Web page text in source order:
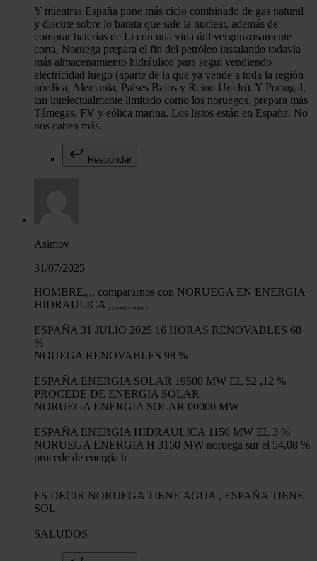
Y mientras España pone más ciclo combinado de gas natural
y discute sobre lo barata que sale la nuclear, además de
comprar baterías de Li con una vida útil vergonzosamente
corta, Noruega prepara el fin del petróleo instalando todavía
más almacenamiento hidráulico para segui vendiendo
electricidad luego (aparte de la que ya vende a toda la región
nórdica, Alemania, Países Bajos y Reino Unido). Y Portugal,
tan intelectualmente limitado como los noruegos, prepara más
Támegas, FV y eólica marina. Los listos están en España. No
nos caben más.
Responder
Asimov
31/07/2025
HOMBRE,,,, compararnos con NORUEGA EN ENERGIA
HIDRAULICA ,,,,,,,,,,,,,,
ESPAÑA 31 JULIO 2025 16 HORAS RENOVABLES 68
%
NOUEGA RENOVABLES 98 %
ESPAÑA ENERGIA SOLAR 19500 MW EL 52 ,12 %
PROCEDE DE ENERGIA SOLAR
NORUEGA ENERGIA SOLAR 00000 MW
ESPAÑA ENERGIA HIDRAULICA 1150 MW EL 3 %
NORUEGA ENERGIA H 3150 MW noruega sur el 54,08 %
procede de energia h
ES DECIR NORUEGA TIENE AGUA , ESPAÑA TIENE
SOL
SALUDOS